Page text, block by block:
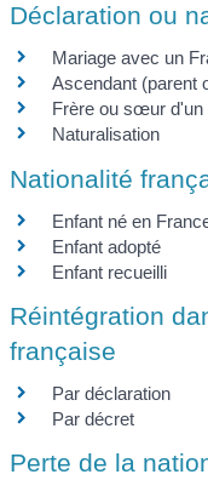
Déclaration ou
Mariage avec un
Ascendant (parent
Frère ou sœur d'un
Naturalisation
Nationalité
Enfant né en
Enfant adopté
Enfant recueilli
Réintégration
française
Par déclaration
Par décret
Perte de la